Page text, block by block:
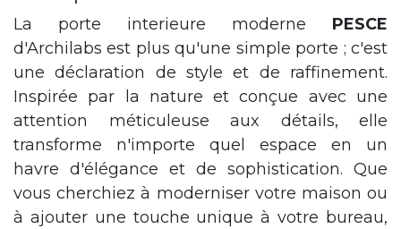
La porte interieure moderne PESCE
d'Archilabs est plus qu'une simple porte ; c'est
une déclaration de style et de raffinement.
Inspirée par la nature et conçue avec une
attention méticuleuse aux détails, elle
transforme n'importe quel espace en un
havre d'élégance et de sophistication. Que
vous cherchiez à moderniser votre maison ou
à ajouter une touche unique à votre bureau,